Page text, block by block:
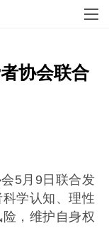
协会联合
5月9日联合发
学认知、理性
，维护自身权